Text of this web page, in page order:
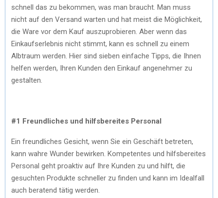
schnell das zu bekommen, was man braucht. Man muss
nicht auf den Versand warten und hat meist die Möglichkeit,
die Ware vor dem Kauf auszuprobieren. Aber wenn das
Einkaufserlebnis nicht stimmt, kann es schnell zu einem
Albtraum werden. Hier sind sieben einfache Tipps, die Ihnen
helfen werden, Ihren Kunden den Einkauf angenehmer zu
gestalten.
#1 Freundliches und hilfsbereites Personal
Ein freundliches Gesicht, wenn Sie ein Geschäft betreten,
kann wahre Wunder bewirken. Kompetentes und hilfsbereites
Personal geht proaktiv auf Ihre Kunden zu und hilft, die
gesuchten Produkte schneller zu finden und kann im Idealfall
auch beratend tätig werden.